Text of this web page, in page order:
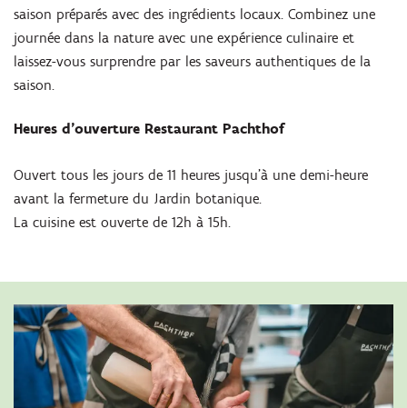
saison préparés avec des ingrédients locaux. Combinez une
journée dans la nature avec une expérience culinaire et
laissez-vous surprendre par les saveurs authentiques de la
saison.
Heures d'ouverture Restaurant Pachthof
Ouvert tous les jours de 11 heures jusqu'à une demi-heure
avant la fermeture du Jardin botanique.
La cuisine est ouverte de 12h à 15h.